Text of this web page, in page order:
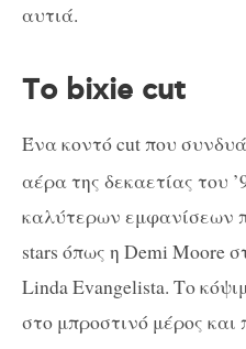
αυτιά.
Tο bixie cut
Ένα κοντό cut που
αέρα της δεκαετίας του
καλύτερων εμφανίσεων
stars όπως η Demi Moore
Linda Evangelista. Το
στο μπροστινό μέρος